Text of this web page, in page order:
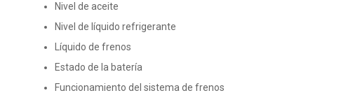
Nivel de aceite
Nivel de líquido refrigerante
Líquido de frenos
Estado de la batería
Funcionamiento del sistema de frenos